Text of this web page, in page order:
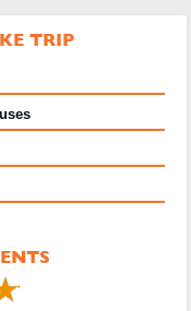
TRIP